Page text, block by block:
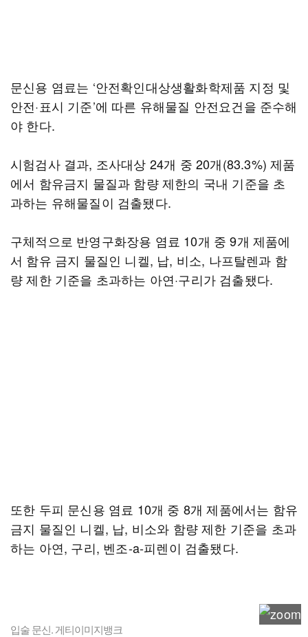
문신용 염료는 ‘안전확인대상생활화학제품 지정 및
안전·표시 기준’에 따른 유해물질 안전요건을 준수해
야 한다.
시험검사 결과, 조사대상 24개 중 20개(83.3%) 제품
에서 함유금지 물질과 함량 제한의 국내 기준을 초
과하는 유해물질이 검출됐다.
구체적으로 반영구화장용 염료 10개 중 9개 제품에
서 함유 금지 물질인 니켈, 납, 비소, 나프탈렌과 함
량 제한 기준을 초과하는 아연·구리가 검출됐다.
또한 두피 문신용 염료 10개 중 8개 제품에서는 함유
금지 물질인 니켈, 납, 비소와 함량 제한 기준을 초과
하는 아연, 구리, 벤조-a-피렌이 검출됐다.
입술 문신. 게티이미지뱅크